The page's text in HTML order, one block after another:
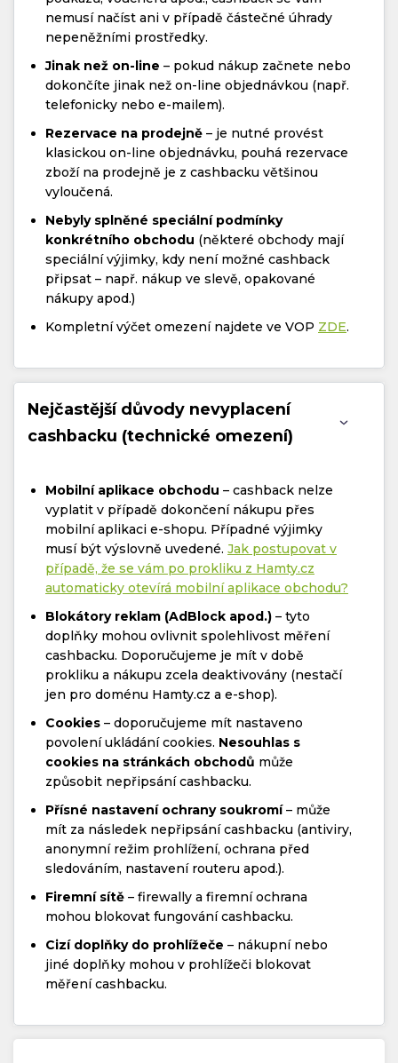
nemusí načíst ani v případě částečné úhrady
nepeněžními prostředky.
Jinak než on-line – pokud nákup začnete nebo
dokončíte jinak než on-line objednávkou (např.
telefonicky nebo e-mailem).
Rezervace na prodejně – je nutné provést
klasickou on-line objednávku, pouhá rezervace
zboží na prodejně je z cashbacku většinou
vyloučená.
Nebyly splněné speciální podmínky
konkrétního obchodu (některé obchody mají
speciální výjimky, kdy není možné cashback
připsat – např. nákup ve slevě, opakované
nákupy apod.)
Kompletní výčet omezení najdete ve VOP ZDE.
Nejčastější důvody nevyplacení
cashbacku (technické omezení)
Mobilní aplikace obchodu – cashback nelze
vyplatit v případě dokončení nákupu přes
mobilní aplikaci e-shopu. Případné výjimky
musí být výslovně uvedené. Jak postupovat v
případě, že se vám po prokliku z Hamty.cz
automaticky otevírá mobilní aplikace obchodu?
Blokátory reklam (AdBlock apod.) – tyto
doplňky mohou ovlivnit spolehlivost měření
cashbacku. Doporučujeme je mít v době
prokliku a nákupu zcela deaktivovány (nestačí
jen pro doménu Hamty.cz a e-shop).
Cookies – doporučujeme mít nastaveno
povolení ukládání cookies. Nesouhlas s
cookies na stránkách obchodů může
způsobit nepřipsání cashbacku.
Přísné nastavení ochrany soukromí– může
mít za následek nepřipsání cashbacku (antiviry,
anonymní režim prohlížení, ochrana před
sledováním, nastavení routeru apod.).
Firemní sítě – firewally a firemní ochrana
mohou blokovat fungování cashbacku.
Cizí doplňky do prohlížeče – nákupní nebo
jiné doplňky mohou v prohlížeči blokovat
měření cashbacku.